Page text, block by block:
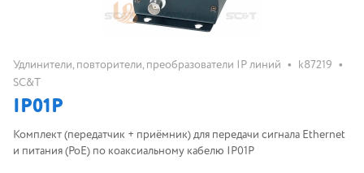
Удлинители, повторители, преобразователи IP линий • k87219 •
SC&T
IP01P
Комплект (передатчик + приёмник) для передачи сигнала Ethernet
и питания (PoE) по коаксиальному кабелю IP01P